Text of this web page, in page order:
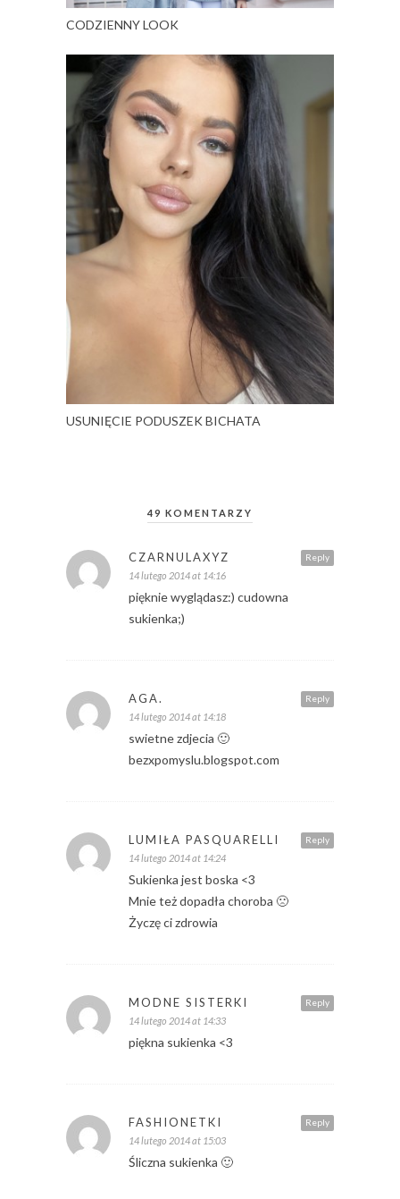
CODZIENNY LOOK
USUNIĘCIE PODUSZEK BICHATA
49 KOMENTARZY
Reply
CZARNULAXYZ
14 lutego 2014 at 14:16
pięknie wyglądasz:) cudowna
sukienka;)
Reply
AGA.
14 lutego 2014 at 14:18
swietne zdjecia 🙂
bezxpomyslu.blogspot.com
Reply
LUMIŁA PASQUARELLI
14 lutego 2014 at 14:24
Sukienka jest boska <3
Mnie też dopadła choroba 🙁
Życzę ci zdrowia
Reply
MODNE SISTERKI
14 lutego 2014 at 14:33
piękna sukienka <3
Reply
FASHIONETKI
14 lutego 2014 at 15:03
Śliczna sukienka 🙂